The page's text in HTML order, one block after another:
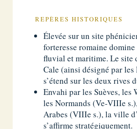
REPÈRES HISTORIQUES
Élevée sur un site
forteresse romaine
fluvial et maritime. Le site
Cale (ainsi désigné par les
s’étend sur les deux rives
Envahi par les Suèves, les
les Normands (Ve-VIIIe
Arabes (VIIIe s.), la ville
s’affirme stratégiquement.